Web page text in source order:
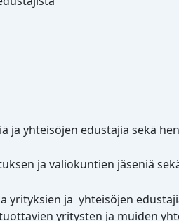
ja yhteisöjen edustajia sekä
ja valiokuntien jäseniä
yrityksien ja yhteisöjen
yritysten ja muiden